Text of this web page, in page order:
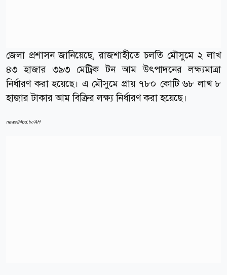
জেলা প্রশাসন জানিয়েছে, রাজশাহীতে চলতি মৌসুমে ২ লাখ
৪৩ হাজার ৩৯৩ মেট্রিক টন আম উৎপাদনের লক্ষ্যমাত্রা
নির্ধারণ করা হয়েছে। এ মৌসুমে প্রায় ৭৮০ কোটি ৬৮ লাখ ৮
হাজার টাকার আম বিক্রির লক্ষ্য নির্ধারণ করা হয়েছে।
news24bd.tv/AH